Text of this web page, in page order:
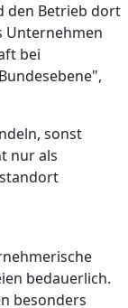
den Betrieb dort
Unternehmen
bei
sonst
nur als
bedauerlich.
besonders